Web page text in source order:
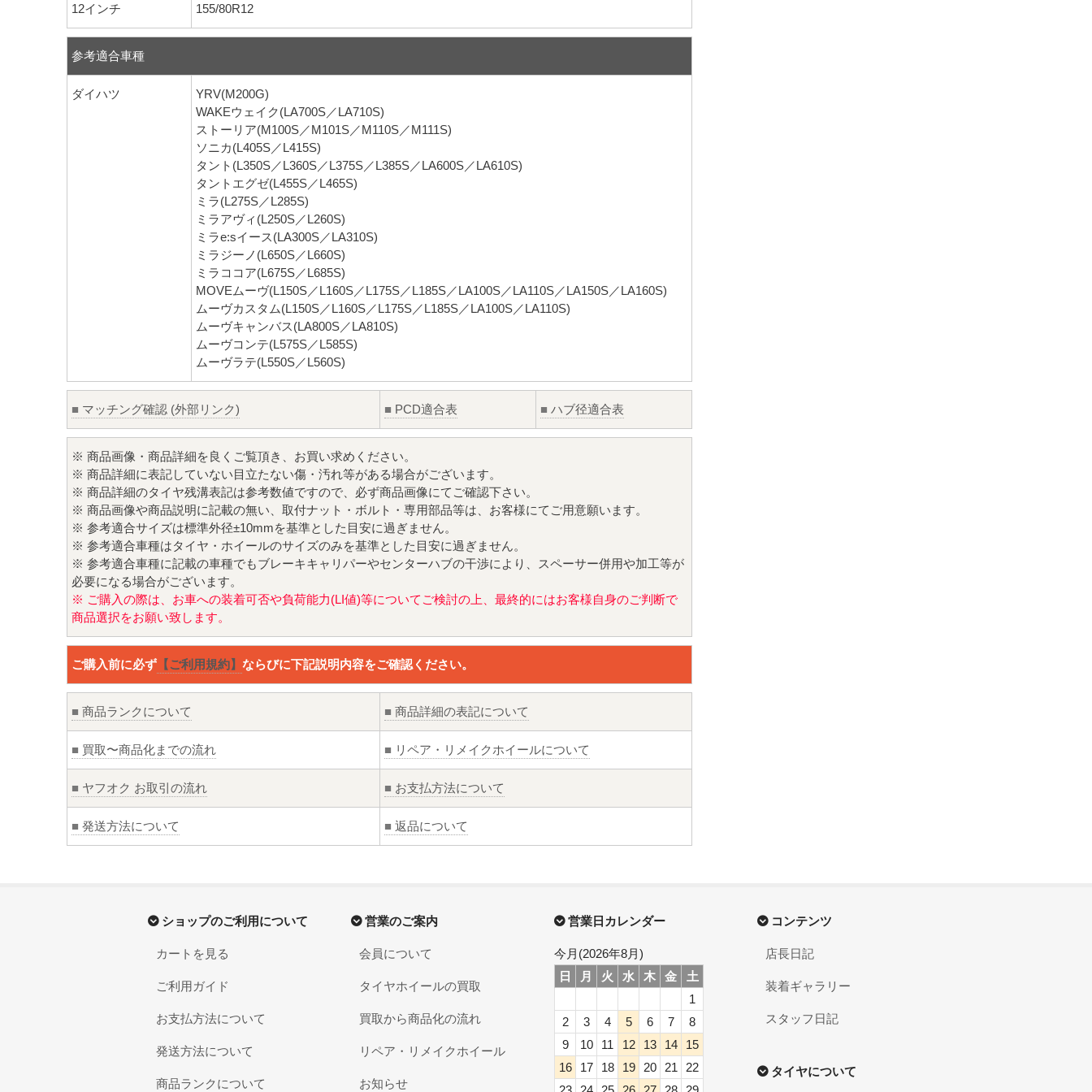
12インチ 155/80R12
参考適合車種
ダイハツ
YRV(M200G)
WAKEウェイク(LA700S／LA710S)
ストーリア(M100S／M101S／M110S／M111S)
ソニカ(L405S／L415S)
タント(L350S／L360S／L375S／L385S／LA600S／LA610S)
タントエグゼ(L455S／L465S)
ミラ(L275S／L285S)
ミラアヴィ(L250S／L260S)
ミラe:sイース(LA300S／LA310S)
ミラジーノ(L650S／L660S)
ミラココア(L675S／L685S)
MOVEムーヴ(L150S／L160S／L175S／L185S／LA100S／LA110S／LA150S／LA160S)
ムーヴカスタム(L150S／L160S／L175S／L185S／LA100S／LA110S)
ムーヴキャンバス(LA800S／LA810S)
ムーヴコンテ(L575S／L585S)
ムーヴラテ(L550S／L560S)
■ マッチング確認 (外部リンク) ■ PCD適合表 ■ ハブ径適合表
※ 商品画像・商品詳細を良くご覧頂き、お買い求めください。
※ 商品詳細に表記していない目立たない傷・汚れ等がある場合がございます。
※ 商品詳細のタイヤ残溝表記は参考数値ですので、必ず商品画像にてご確認下さい。
※ 商品画像や商品説明に記載の無い、取付ナット・ボルト・専用部品等は、お客様にてご用意願います。
※ 参考適合サイズは標準外径±10mmを基準とした目安に過ぎません。
※ 参考適合車種はタイヤ・ホイールのサイズのみを基準とした目安に過ぎません。
※ 参考適合車種に記載の車種でもブレーキキャリパーやセンターハブの干渉により、スペーサー併用や加工等が
必要になる場合がございます。
※ ご購入の際は、お車への装着可否や負荷能力(LI値)等についてご検討の上、最終的にはお客様自身のご判断で
商品選択をお願い致します。
ご購入前に必ず 【ご利用規約】 ならびに下記説明内容をご確認ください。
■ 商品ランクについて ■ 商品詳細の表記について
■ 買取〜商品化までの流れ ■ リペア・リメイクホイールについて
■ ヤフオク お取引の流れ ■ お支払方法について
■ 発送方法について ■ 返品について
ショップのご利用について
カートを見る
ご利用ガイド
お支払方法について
発送方法について
商品ランクについて
営業のご案内
会員について
タイヤホイールの買取
買取から商品化の流れ
リペア・リメイクホイール
お知らせ
コンテンツ
店長日記
装着ギャラリー
スタッフ日記
タイヤについて
営業日カレンダー
今月(2026年8月)
日
月 火 水 木 金
土
1
2
3 4 5 6 7
8
9
10 11 12 13 14
15
16
17 18 19 20 21
22